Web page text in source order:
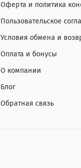
Оферта и политика
Пользовательское
Условия обмена и
Оплата и бонусы
О компании
Блог
Обратная связь